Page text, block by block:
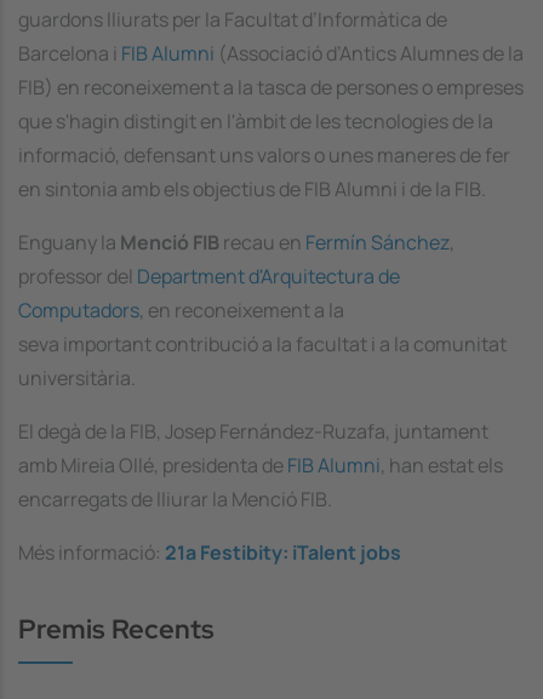
guardons lliurats per la Facultat d’Informàtica de
Barcelona i FIB Alumni (Associació d’Antics Alumnes de la
FIB) en reconeixement a la tasca de persones o empreses
que s'hagin distingit en l'àmbit de les tecnologies de la
informació, defensant uns valors o unes maneres de fer
en sintonia amb els objectius de FIB Alumni i de la FIB.
Enguany la Menció FIBrecau en Fermín Sánchez,
professor del Department d'Arquitectura de
Computadors, en reconeixement a la
seva important contribució a la facultat i a la comunitat
universitària.
El degà de la FIB, Josep Fernández-Ruzafa, juntament
amb Mireia Ollé, presidenta deFIB Alumni, han estat els
encarregats de lliurar la Menció FIB.
Més informació: 21a Festibity: iTalent jobs
Premis Recents